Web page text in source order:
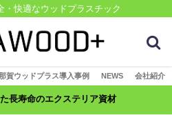
・快適なウッドプラスチック
賀ウッドプラス導入事例 NEWS 会社紹介
長寿命のエクステリア資材